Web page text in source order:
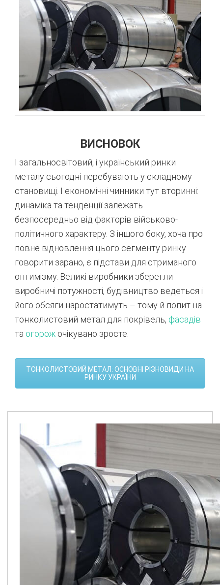
ВИСНОВОК
І загальносвітовий, і український ринки
металу сьогодні перебувають у складному
становищі. І економічні чинники тут вторинні:
динаміка та тенденції залежать
безпосередньо від факторів військово-
політичного характеру. З іншого боку, хоча про
повне відновлення цього сегменту ринку
говорити зарано, є підстави для стриманого
оптимізму. Великі виробники зберегли
виробничі потужності, будівництво ведеться і
його обсяги наростатимуть – тому й попит на
тонколистовий метал для покрівель, фасадів
та огорож очікувано зросте.
ТОНКОЛИСТОВИЙ МЕТАЛ: ОСНОВНІ РІЗНОВИДИ НА
РИНКУ УКРАЇНИ